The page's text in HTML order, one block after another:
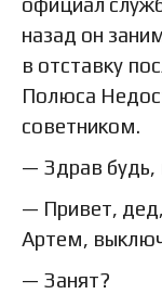
официал
назад он
в отставку
Полюса
советником.
— Здрав будь,
— Привет,
Артем,
— Занят?